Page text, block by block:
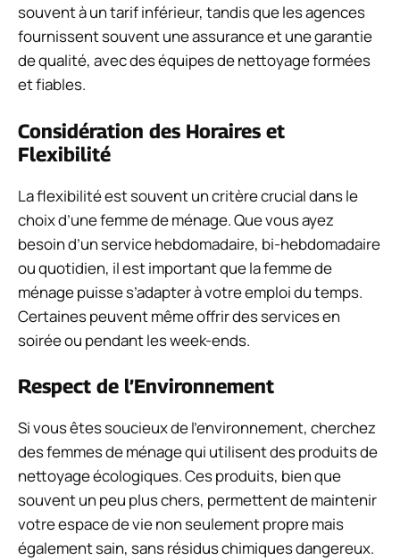
souvent à un tarif inférieur, tandis que les agences
fournissent souvent une assurance et une garantie
de qualité, avec des équipes de nettoyage formées
et fiables.
Considération des Horaires et
Flexibilité
La flexibilité est souvent un critère crucial dans le
choix d’une femme de ménage. Que vous ayez
besoin d’un service hebdomadaire, bi-hebdomadaire
ou quotidien, il est important que la femme de
ménage puisse s’adapter à votre emploi du temps.
Certaines peuvent même offrir des services en
soirée ou pendant les week-ends.
Respect de l’Environnement
Si vous êtes soucieux de l’environnement, cherchez
des femmes de ménage qui utilisent des produits de
nettoyage écologiques. Ces produits, bien que
souvent un peu plus chers, permettent de maintenir
votre espace de vie non seulement propre mais
également sain, sans résidus chimiques dangereux.